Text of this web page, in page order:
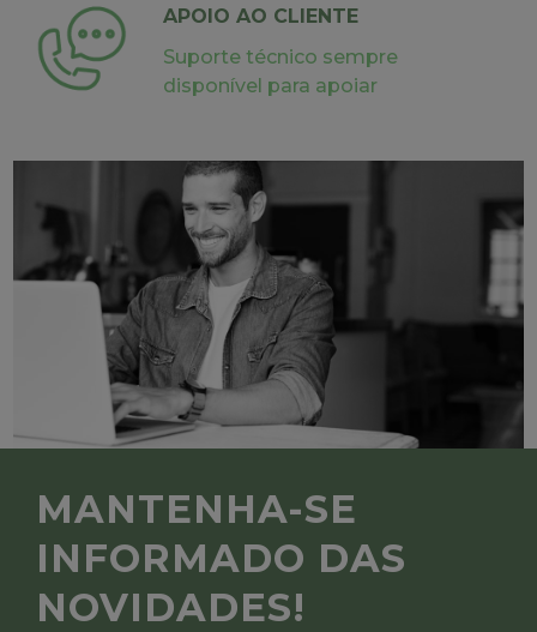
APOIO AO CLIENTE
Suporte técnico sempre
disponível para apoiar
MANTENHA-SE
INFORMADO DAS
NOVIDADES!